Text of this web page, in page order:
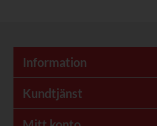
Information
Kundtjänst